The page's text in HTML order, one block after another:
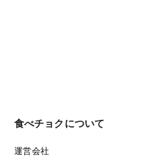
食べチョクについて
運営会社